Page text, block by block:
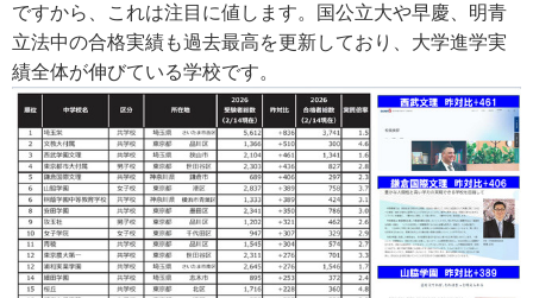
ですから、これは注目に値します。国公立大や早慶、明青
立法中の合格実績も過去最高を更新しており、大学進学実
績全体が伸びている学校です。